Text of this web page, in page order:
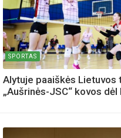
SPORTAS
Alytuje paaiškės Lietuvos
„Aušrinės-JSC“ kovos